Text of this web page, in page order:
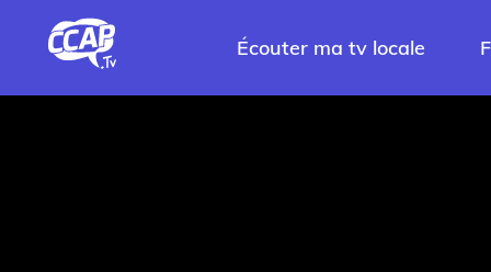
Écouter ma tv locale